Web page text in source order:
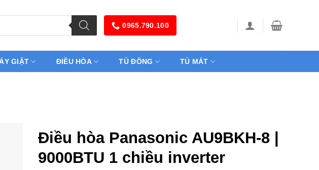
0965.790.100
GIẶT ĐIỀU HÒA TỦ ĐÔNG TỦ MÁT
Điều hòa Panasonic AU9BKH-8 |
9000BTU 1 chiều inverter